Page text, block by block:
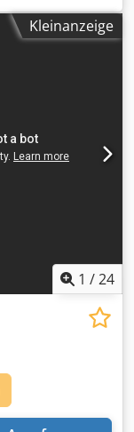
Kleinanzeige
1 /24